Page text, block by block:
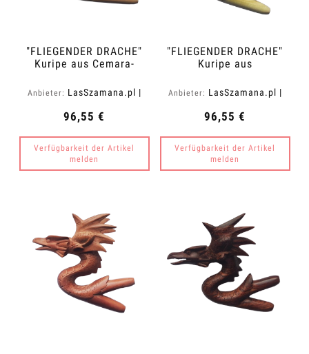
"FLIEGENDER DRACHE"
Kuripe aus Cemara-
Anbieter: LasSzamana.pl |
96,55 €
Verfügbarkeit der Artikel
melden
"FLIEGENDER DRACHE"
Kuripe aus
(Zanthoxylum rhetsa)
Anbieter: LasSzamana.pl |
96,55 €
Verfügbarkeit der Artikel
melden